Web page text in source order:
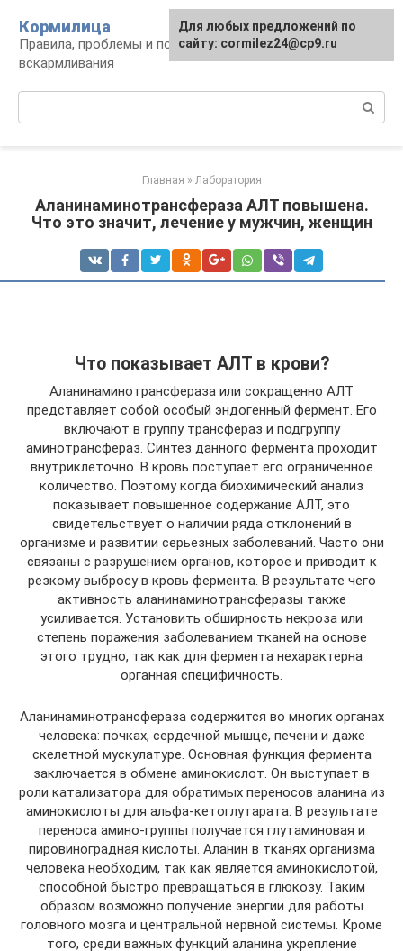
контенту
Кормилица
Правила, проблемы и польза грудного
вскармливания
Главная » Лаборатория
Аланинаминотрансфераза АЛТ повышена.
Что это значит, лечение у мужчин, женщин
Что показывает АЛТ в крови?
Аланинаминотрансфераза или сокращенно АЛТ
представляет собой особый эндогенный фермент. Его
включают в группу трансфераз и подгруппу
аминотрансфераз. Синтез данного фермента проходит
внутриклеточно. В кровь поступает его ограниченное
количество. Поэтому когда биохимический анализ
показывает повышенное содержание АЛТ, это
свидетельствует о наличии ряда отклонений в
организме и развитии серьезных заболеваний. Часто они
связаны с разрушением органов, которое и приводит к
резкому выбросу в кровь фермента. В результате чего
активность аланинаминотрансферазы также
усиливается. Установить обширность некроза или
степень поражения заболеванием тканей на основе
этого трудно, так как для фермента нехарактерна
органная специфичность.
Аланинаминотрансфераза содержится во многих органах
человека: почках, сердечной мышце, печени и даже
скелетной мускулатуре. Основная функция фермента
заключается в обмене аминокислот. Он выступает в
роли катализатора для обратимых переносов аланина из
аминокислоты для альфа-кетоглутарата. В результате
переноса амино-группы получается глутаминовая и
пировиноградная кислоты. Аланин в тканях организма
человека необходим, так как является аминокислотой,
способной быстро превращаться в глюкозу. Таким
образом возможно получение энергии для работы
головного мозга и центральной нервной системы. Кроме
того, среди важных функций аланина укрепление
Для любых предложений по
сайту: cormilez24@cp9.ru